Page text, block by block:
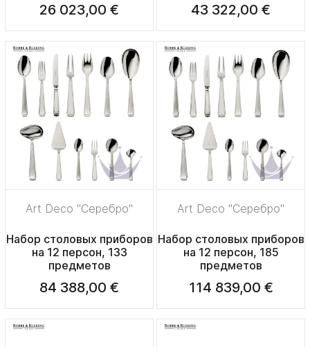
26 023,00 € 43 322,00 €
Art Deco "Серебро"
Набор столовых приборов
на 12 персон, 133
предметов
84 388,00 €
Art Deco "Серебро"
Набор столовых приборов
на 12 персон, 185
предметов
114 839,00 €